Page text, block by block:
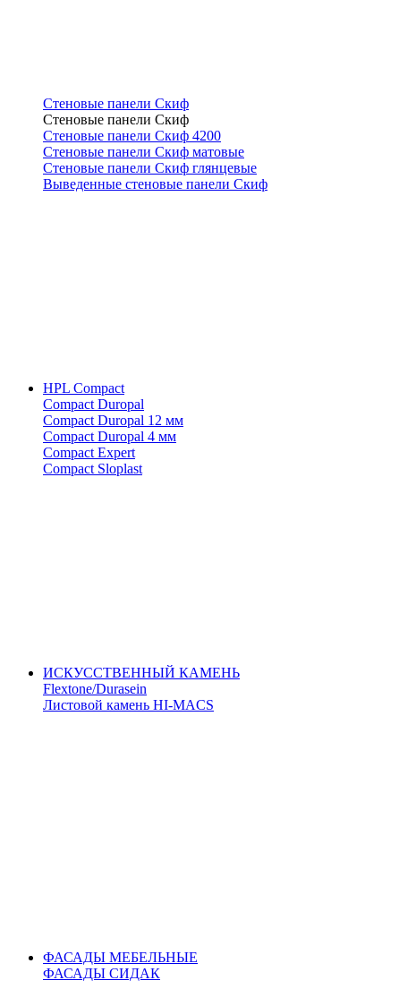
Стеновые панели Скиф
Стеновые панели Скиф
Стеновые панели Скиф 4200
Стеновые панели Скиф матовые
Стеновые панели Скиф глянцевые
Выведенные стеновые панели Скиф
HPL Compact
Compact Duropal
Compact Duropal 12 мм
Compact Duropal 4 мм
Compact Expert
Compact Sloplast
ИСКУССТВЕННЫЙ КАМЕНЬ
Flextone/Durasein
Листовой камень HI-MACS
ФАСАДЫ МЕБЕЛЬНЫЕ
ФАСАДЫ СИДАК